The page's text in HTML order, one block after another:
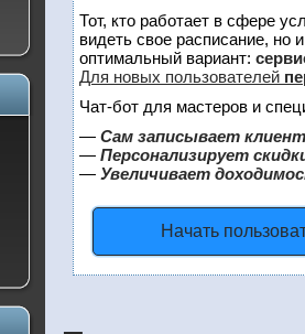
Тот, кто работает в сфере
видеть свое расписание,
оптимальный вариант:
Для новых пользователей
Чат-бот для мастеров и
— Сам записывает
— Персонализирует
— Увеличивает
Начать